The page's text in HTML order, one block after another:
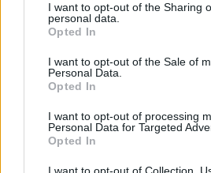
I want to opt-out of the Sharing
personal data.
Opted In
I want to opt-out of the Sale of
Personal Data.
Opted In
I want to opt-out of processing
Personal Data for Targeted
Opted In
Pour suivre l'actu Cage
à vous rendre chez
des meilleurs médias, et
classements, calendriers et
Vous trouverez ci-dessous
combats des deux boxeurs,